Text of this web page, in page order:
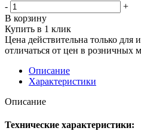
-
+
В корзину
Купить в 1 клик
Цена действительна только для
отличаться от цен в розничных
Описание
Характеристики
Описание
Технические характеристики: